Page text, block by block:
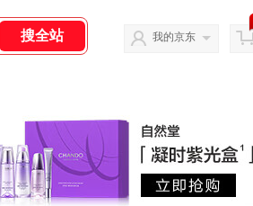
我的京东